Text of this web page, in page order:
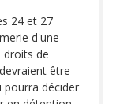
24 et 27
d'une
droits de
être
pourra décider